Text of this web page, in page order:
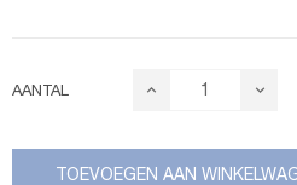
AANTAL
TOEVOEGEN AAN